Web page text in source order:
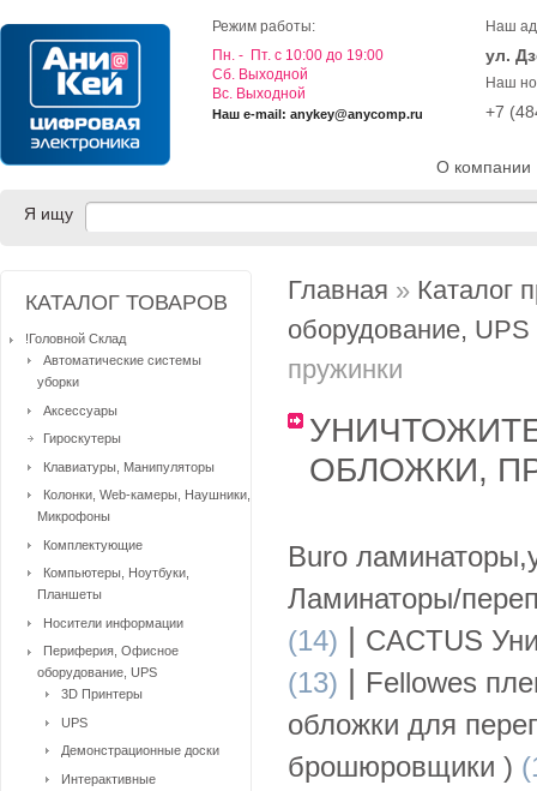
О компании
Режим работы:
Пн. - Пт. с 10:00 до 19:00
Cб. Выходной
Вс. Выходной
Наш e-mail: anykey@anycomp.ru
Наш
ул.
Наш
+7
Я ищу
Главная » Каталог
оборудование, UPS
пружинки
ОБЛОЖКИ,
Buro
Ламинаторы/
(14)
CACTUS
(13)
Fellowes
обложки для
брошюровщики )
КАТАЛОГ ТОВАРОВ
!Головной Склад
Автоматические системы
уборки
Аксессуары
Гироскутеры
Клавиатуры, Манипуляторы
Колонки, Web-камеры, Наушники,
Микрофоны
Комплектующие
Компьютеры, Ноутбуки,
Планшеты
Носители информации
Периферия, Офисное
оборудование, UPS
3D Принтеры
UPS
Демонстрационные доски
Интерактивные